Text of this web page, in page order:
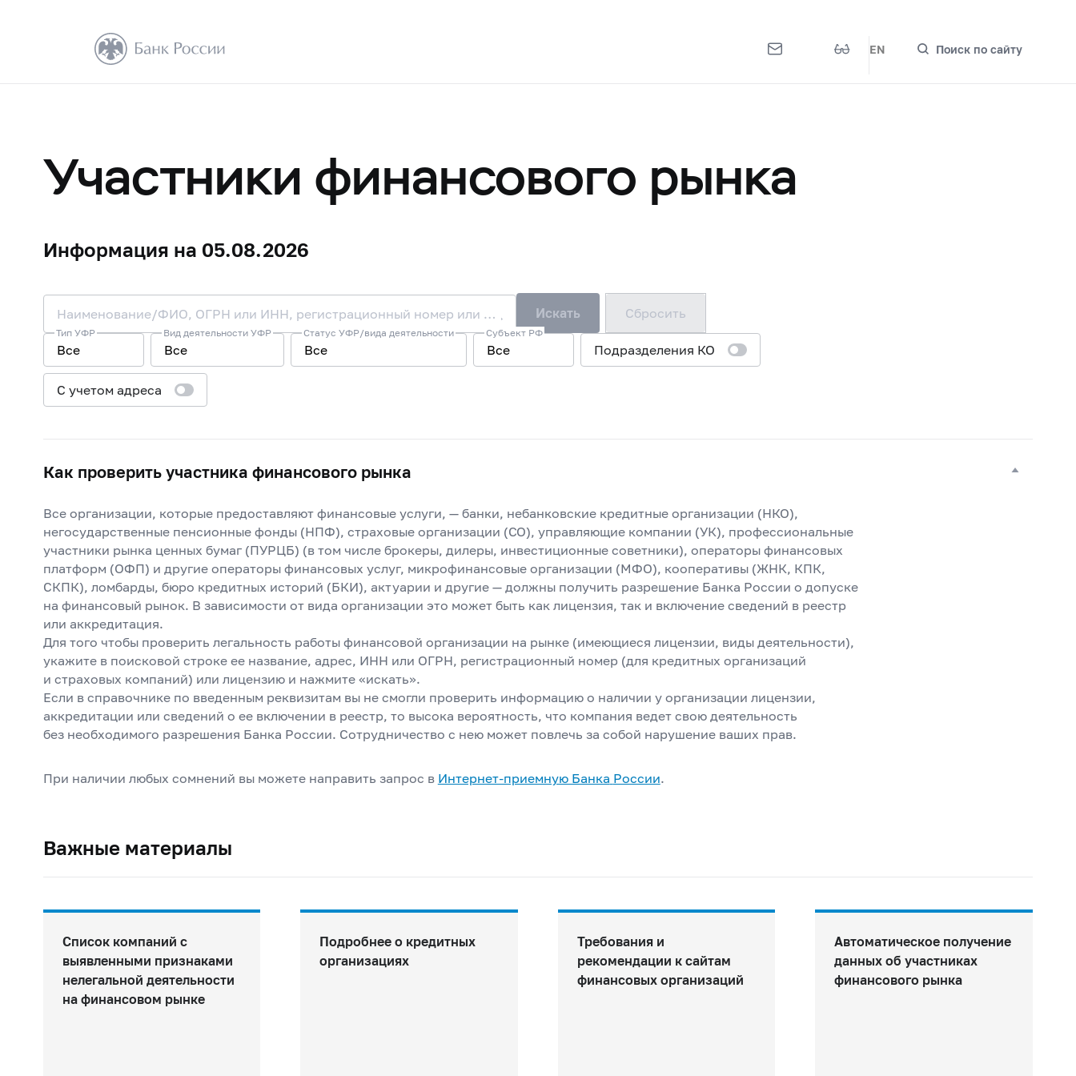
EN Поиск по сайту
Участники финансового рынка
Информация на 05.08.2026
Наименование/ФИО, ОГРН или ИНН, регистрационный номер или лицензия/запись в реестре Искать Сбросить
Тип УФР
Все
Вид деятельности УФР
Все
Статус УФР/вида деятельности
Все
Субъект РФ
Все Подразделения КО
С учетом адреса
Как проверить участника финансового рынка
Все организации, которые предоставляют финансовые услуги, — банки, небанковские кредитные организации (НКО),
негосударственные пенсионные фонды (НПФ), страховые организации (СО), управляющие компании (УК), профессиональные
участники рынка ценных бумаг (ПУРЦБ) (в том числе брокеры, дилеры, инвестиционные советники), операторы финансовых
платформ (ОФП) и другие операторы финансовых услуг, микрофинансовые организации (МФО), кооперативы (ЖНК, КПК,
СКПК), ломбарды, бюро кредитных историй (БКИ), актуарии и другие — должны получить разрешение Банка России о допуске
на финансовый рынок. В зависимости от вида организации это может быть как лицензия, так и включение сведений в реестр
или аккредитация.
Для того чтобы проверить легальность работы финансовой организации на рынке (имеющиеся лицензии, виды деятельности),
укажите в поисковой строке ее название, адрес, ИНН или ОГРН, регистрационный номер (для кредитных организаций
и страховых компаний) или лицензию и нажмите «искать».
Если в справочнике по введенным реквизитам вы не смогли проверить информацию о наличии у организации лицензии,
аккредитации или сведений о ее включении в реестр, то высока вероятность, что компания ведет свою деятельность
без необходимого разрешения Банка России. Сотрудничество с нею может повлечь за собой нарушение ваших прав.
При наличии любых сомнений вы можете направить запрос в Интернет-приемную Банка России.
Важные материалы
Список компаний с
выявленными признаками
нелегальной деятельности
на финансовом рынке
Подробнее о кредитных
организациях
Требования и
рекомендации к сайтам
финансовых организаций
Автоматическое получение
данных об участниках
финансового рынка